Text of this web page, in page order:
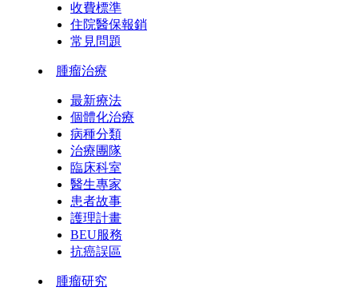
收費標準
住院醫保報銷
常見問題
腫瘤治療
最新療法
個體化治療
病種分類
治療團隊
臨床科室
醫生專家
患者故事
護理計畫
BEU服務
抗癌誤區
腫瘤研究